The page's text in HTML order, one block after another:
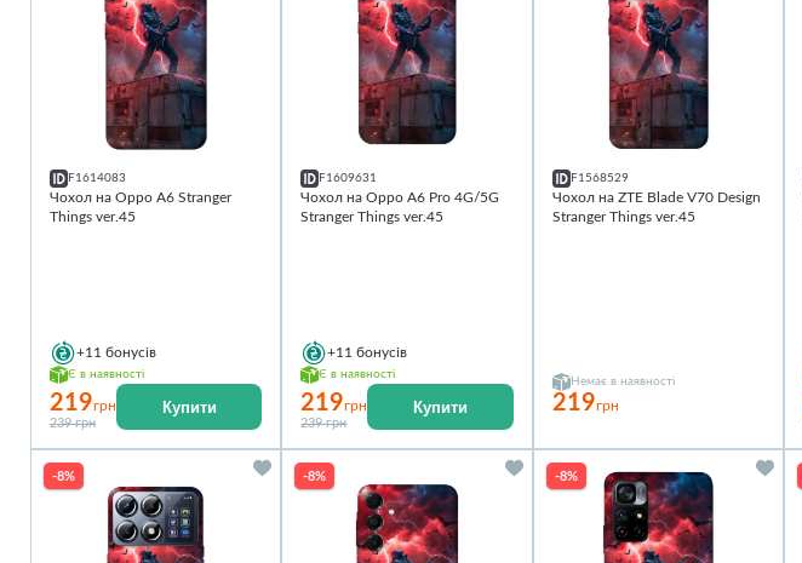
F1614083
Чохол на Oppo A6 Stranger
Things ver.45
+11 бонусів
Є в наявності
219грн
239 грн
Купити
F1609631
Чохол на Oppo A6 Pro 4G/5G
Stranger Things ver.45
+11 бонусів
Є в наявності
219грн
239 грн
Купити
F1568529
Чохол на ZTE Blade V70 Design
Stranger Things ver.45
Немає в наявності
219грн
-8% -8% -8%